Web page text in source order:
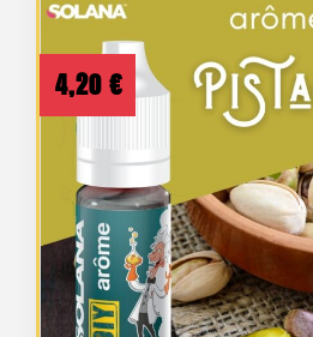
4,20 €